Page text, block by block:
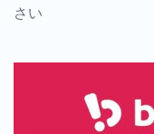
さい